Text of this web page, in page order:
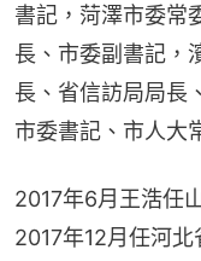
書記，菏澤市委常
長、市委副書記，
長、省信訪局局長
市委書記、市人大
2017年6月王浩任
2017年12月任河